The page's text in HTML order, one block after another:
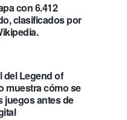
con 6.412
clasificados por
del Legend of
muestra cómo se
juegos antes de